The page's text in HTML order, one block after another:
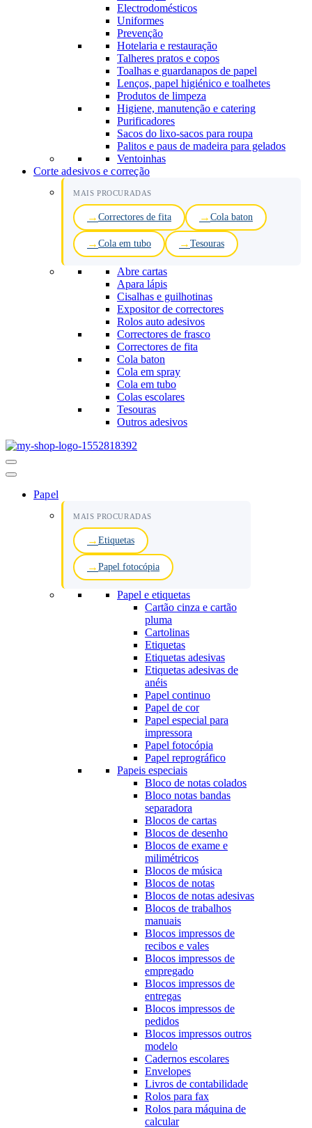
Electrodomésticos
Uniformes
Prevenção
Hotelaria e restauração
Talheres pratos e copos
Toalhas e guardanapos de papel
Lenços, papel higiénico e toalhetes
Produtos de limpeza
Higiene, manutenção e catering
Purificadores
Sacos do lixo-sacos para roupa
Palitos e paus de madeira para gelados
Ventoinhas
Corte adesivos e correção
MAIS PROCURADAS
Correctores de fita Cola baton
Cola em tubo Tesouras
Abre cartas
Apara lápis
Cisalhas e guilhotinas
Expositor de correctores
Rolos auto adesivos
Correctores de frasco
Correctores de fita
Cola baton
Cola em spray
Cola em tubo
Colas escolares
Tesouras
Outros adesivos
Menu
de
Papel
MAIS PROCURADAS
Etiquetas
Papel fotocópia
Papel e etiquetas
Cartão cinza e cartão
pluma
Cartolinas
Etiquetas
Etiquetas adesivas
Etiquetas adesivas de
anéis
Papel continuo
Papel de cor
Papel especial para
impressora
Papel fotocópia
Papel reprográfico
Papeis especiais
Bloco de notas colados
Bloco notas bandas
separadora
Blocos de cartas
Blocos de desenho
Blocos de exame e
milimétricos
Blocos de música
Blocos de notas
Blocos de notas adesivas
Blocos de trabalhos
manuais
Blocos impressos de
recibos e vales
Blocos impressos de
empregado
Blocos impressos de
entregas
Blocos impressos de
pedidos
Blocos impressos outros
modelo
Cadernos escolares
Envelopes
Livros de contabilidade
Rolos para fax
Rolos para máquina de
calcular